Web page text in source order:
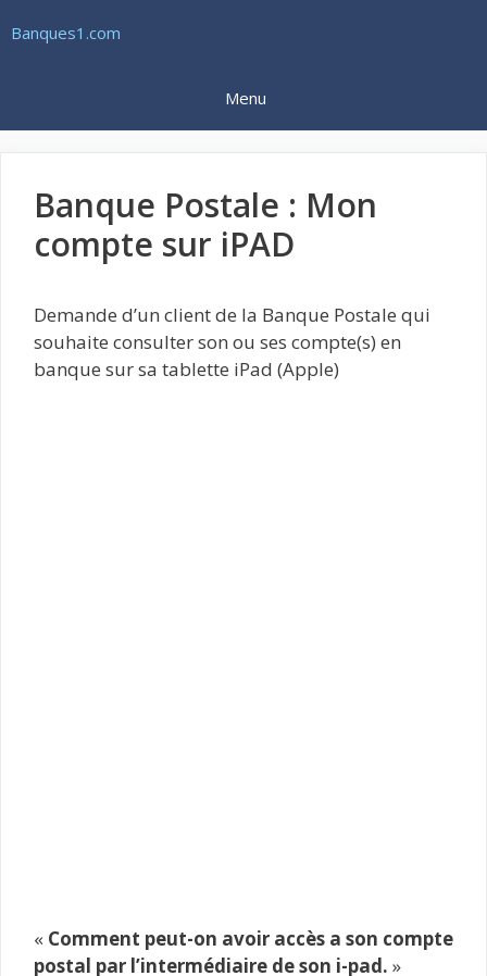
auBanques1.com
Menu
Banque Postale : Mon
compte sur iPAD
Demande d’un client de la Banque Postale qui
souhaite consulter son ou ses compte(s) en
banque sur sa tablette iPad (Apple)
« Comment peut-on avoir accès a son compte
postal par l’intermédiaire de son i-pad. »